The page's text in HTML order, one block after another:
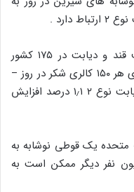
.
یک مطالعه اخیر ، که به بررسی مصرف قند و دیابت در ۱۷۵ کشور
پرداخته است ، نشان می دهد که به ازای هر ۱۵۰ کالری شکر در روز –
حدود ۱ قوطی نوشابه – خطر ابتلا به دیابت نوع ۲ ۱٫۱ درصد افزایش
متحده یک قوطی نوشابه به
خود اضافه کنند ، ۳٫۶ میلیون نفر دیگر ممکن است به